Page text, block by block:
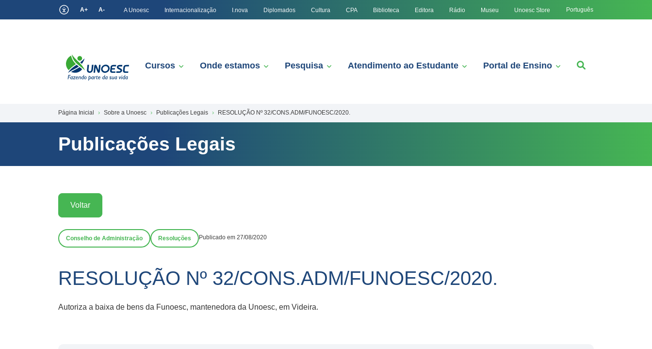
A+ A- A Unoesc Internacionalização I.nova Diplomados Cultura CPA Biblioteca Editora Rádio Museu Unoesc Store Português
Cursos Onde estamos Pesquisa Atendimento ao Estudante Portal de Ensino
Página Inicial Sobre a Unoesc Publicações Legais RESOLUÇÃO Nº 32/CONS.ADM/FUNOESC/2020.
Publicações Legais
Voltar
Conselho de Administração Resoluções Publicado em 27/08/2020
RESOLUÇÃO Nº 32/CONS.ADM/FUNOESC/2020.
Autoriza a baixa de bens da Funoesc, mantenedora da Unoesc, em Videira.